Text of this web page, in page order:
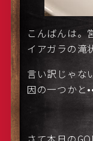
こんばんは。
イアガラの滝
言い訳じゃな
因の一つかと